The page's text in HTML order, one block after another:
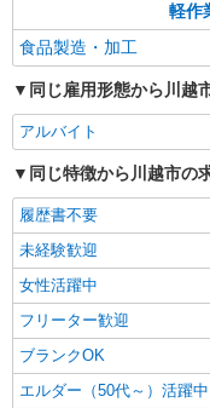
卒以上 ★週4日以上の勤務契約の方は、日
ク・
パート
マミーマート鮮魚加工セン
鮮魚
＜
フト[3]は
時給
車・
キープ
軽作
食品製造・加工
同じ雇用形態から川越
アルバイト
同じ特徴から川越市の
履歴書不要
未経験歓迎
女性活躍中
フリーター歓迎
ブランクOK
エルダー（50代～）活躍中